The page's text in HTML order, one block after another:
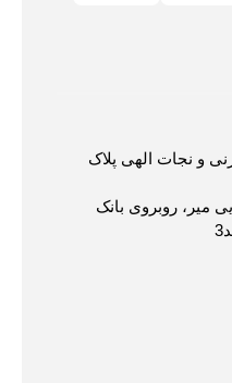
و نجات الهی پلاک
میر، روبروی بانک